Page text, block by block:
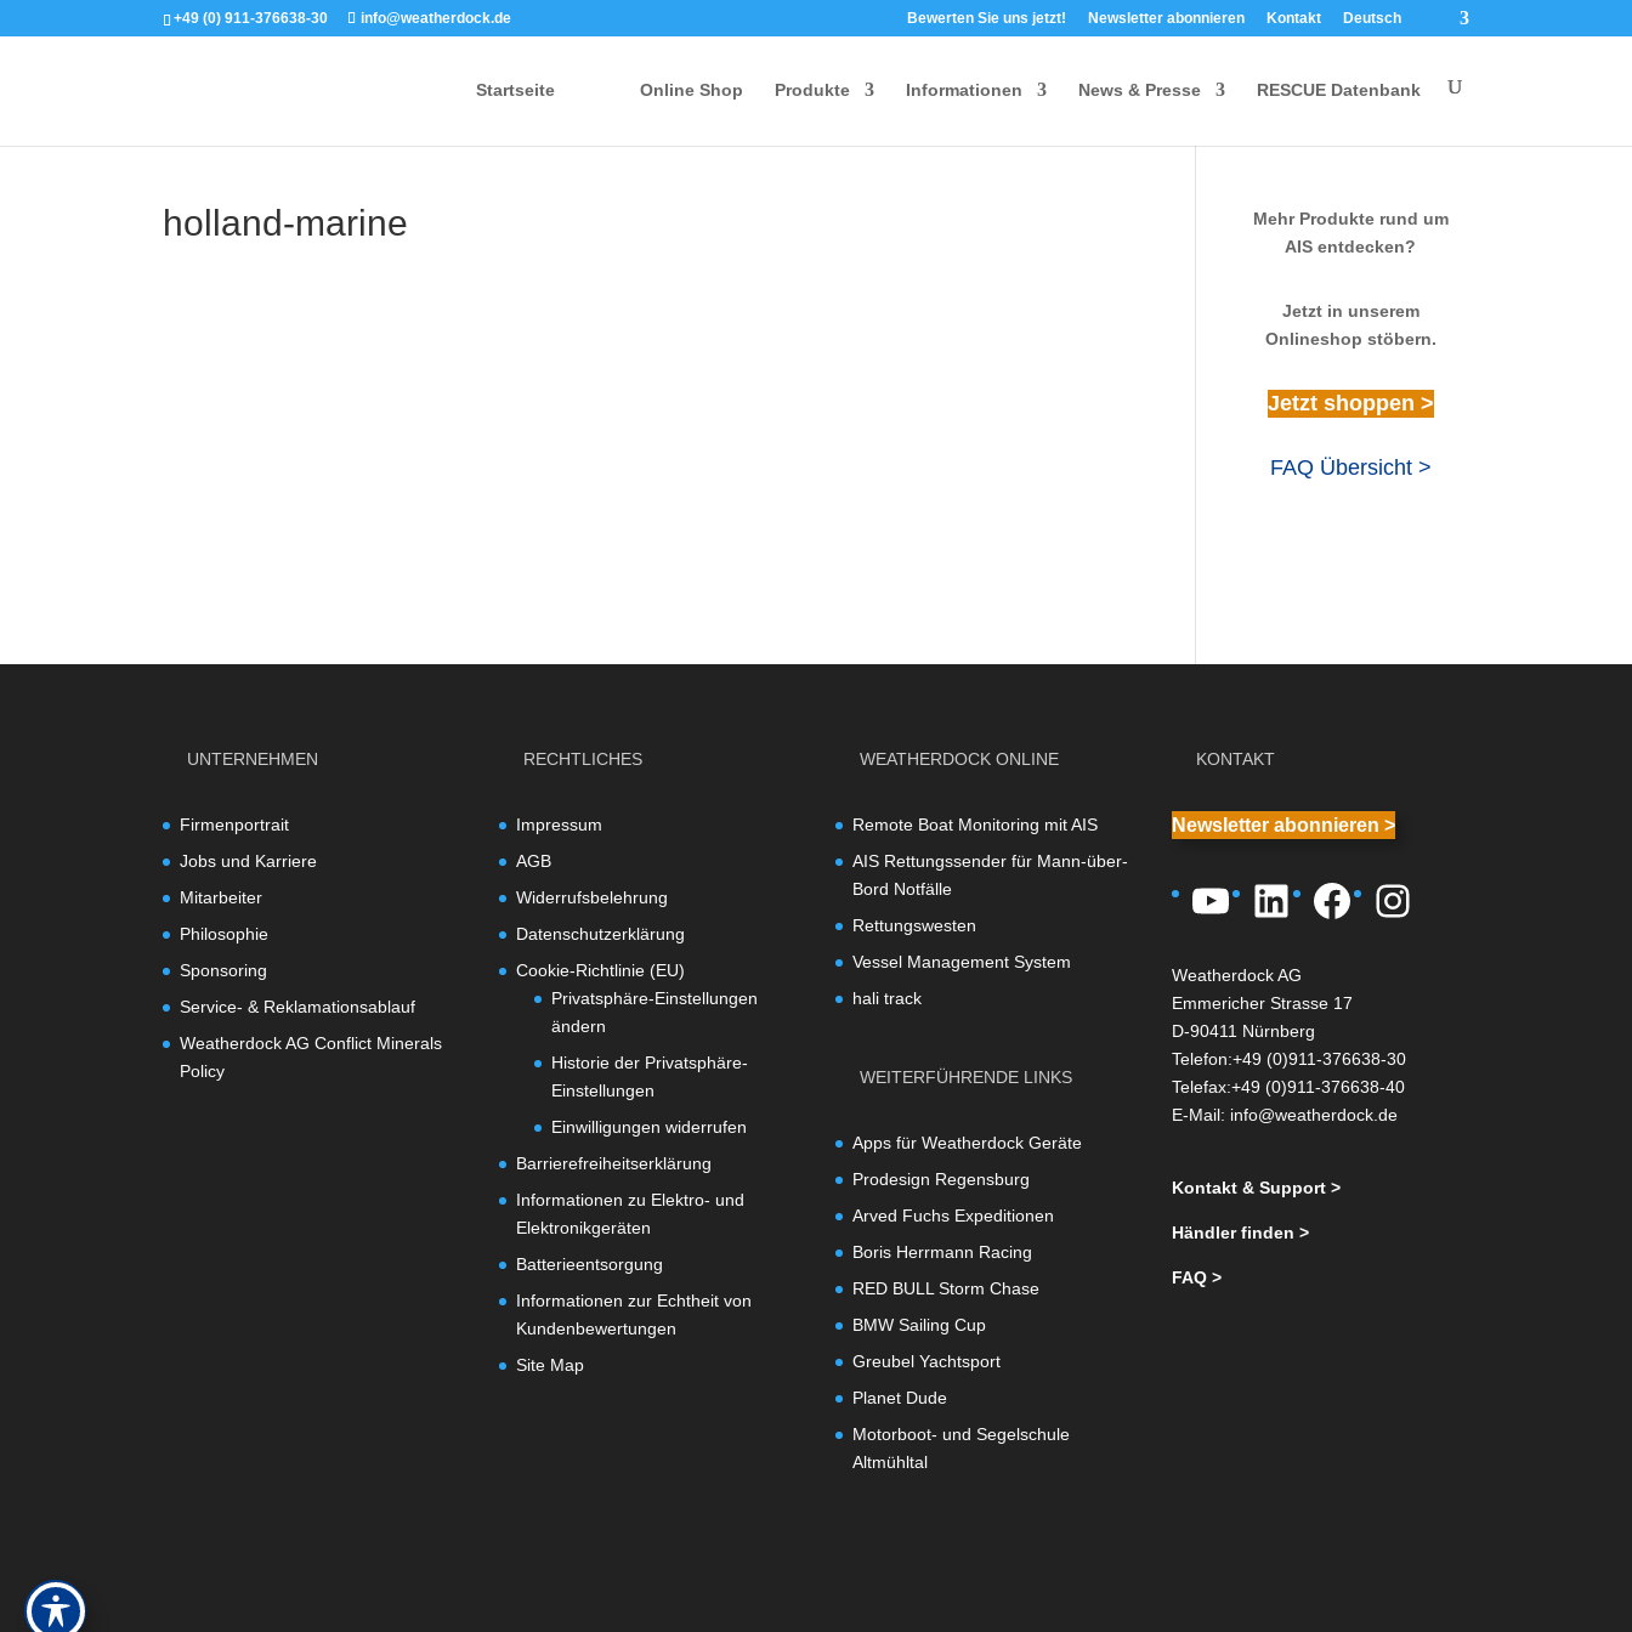
+49 (0) 911-376638-30 info@weatherdock.de Bewerten Sie uns jetzt! Newsletter abonnieren Kontakt Deutsch
Startseite Online Shop Produkte Informationen News & Presse RESCUE Datenbank
holland-marine
Mehr Produkte rund um
AIS entdecken?
Jetzt in unserem
Onlineshop stöbern.
Jetzt shoppen >
FAQ Übersicht >
UNTERNEHMEN
Firmenportrait
Jobs und Karriere
Mitarbeiter
Philosophie
Sponsoring
Service- & Reklamationsablauf
Weatherdock AG Conflict Minerals
Policy
RECHTLICHES
Impressum
AGB
Widerrufsbelehrung
Datenschutzerklärung
Cookie-Richtlinie (EU)
Privatsphäre-Einstellungen
ändern
Historie der Privatsphäre-
Einstellungen
Einwilligungen widerrufen
Barrierefreiheitserklärung
Informationen zu Elektro- und
Elektronikgeräten
Batterieentsorgung
Informationen zur Echtheit von
Kundenbewertungen
Site Map
WEATHERDOCK ONLINE
Remote Boat Monitoring mit AIS
AIS Rettungssender für Mann-über-
Bord Notfälle
Rettungswesten
Vessel Management System
hali track
WEITERFÜHRENDE LINKS
Apps für Weatherdock Geräte
Prodesign Regensburg
Arved Fuchs Expeditionen
Boris Herrmann Racing
RED BULL Storm Chase
BMW Sailing Cup
Greubel Yachtsport
Planet Dude
Motorboot- und Segelschule
Altmühltal
KONTAKT
Newsletter abonnieren >
YouTube
LinkedIn
Facebook
Instagram
Weatherdock AG
Emmericher Strasse 17
D-90411 Nürnberg
Telefon:+49 (0)911-376638-30
Telefax:+49 (0)911-376638-40
E-Mail: info@weatherdock.de
Kontakt & Support >
Händler finden >
FAQ >